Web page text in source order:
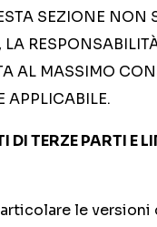
SEZIONE NON
AL MASSIMO
APPLICABILE.
DI TERZE PARTI E
le versioni